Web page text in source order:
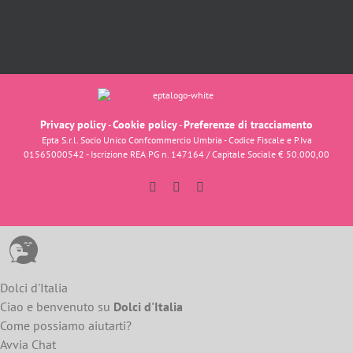
Privacy policy-Cookie policy-Preferenze di tracciamento
Epta S.r.l. Socio Unico Confcommercio Umbria - Codice Fiscale e P.Iva
01565000542 - Iscrizione REA PG n. 147164 / Capitale Sociale € 50.000,00
FacebookInstagram
Dolci d'Italia
Ciao e benvenuto su Dolci d'Italia
Come possiamo aiutarti?
Avvia Chat